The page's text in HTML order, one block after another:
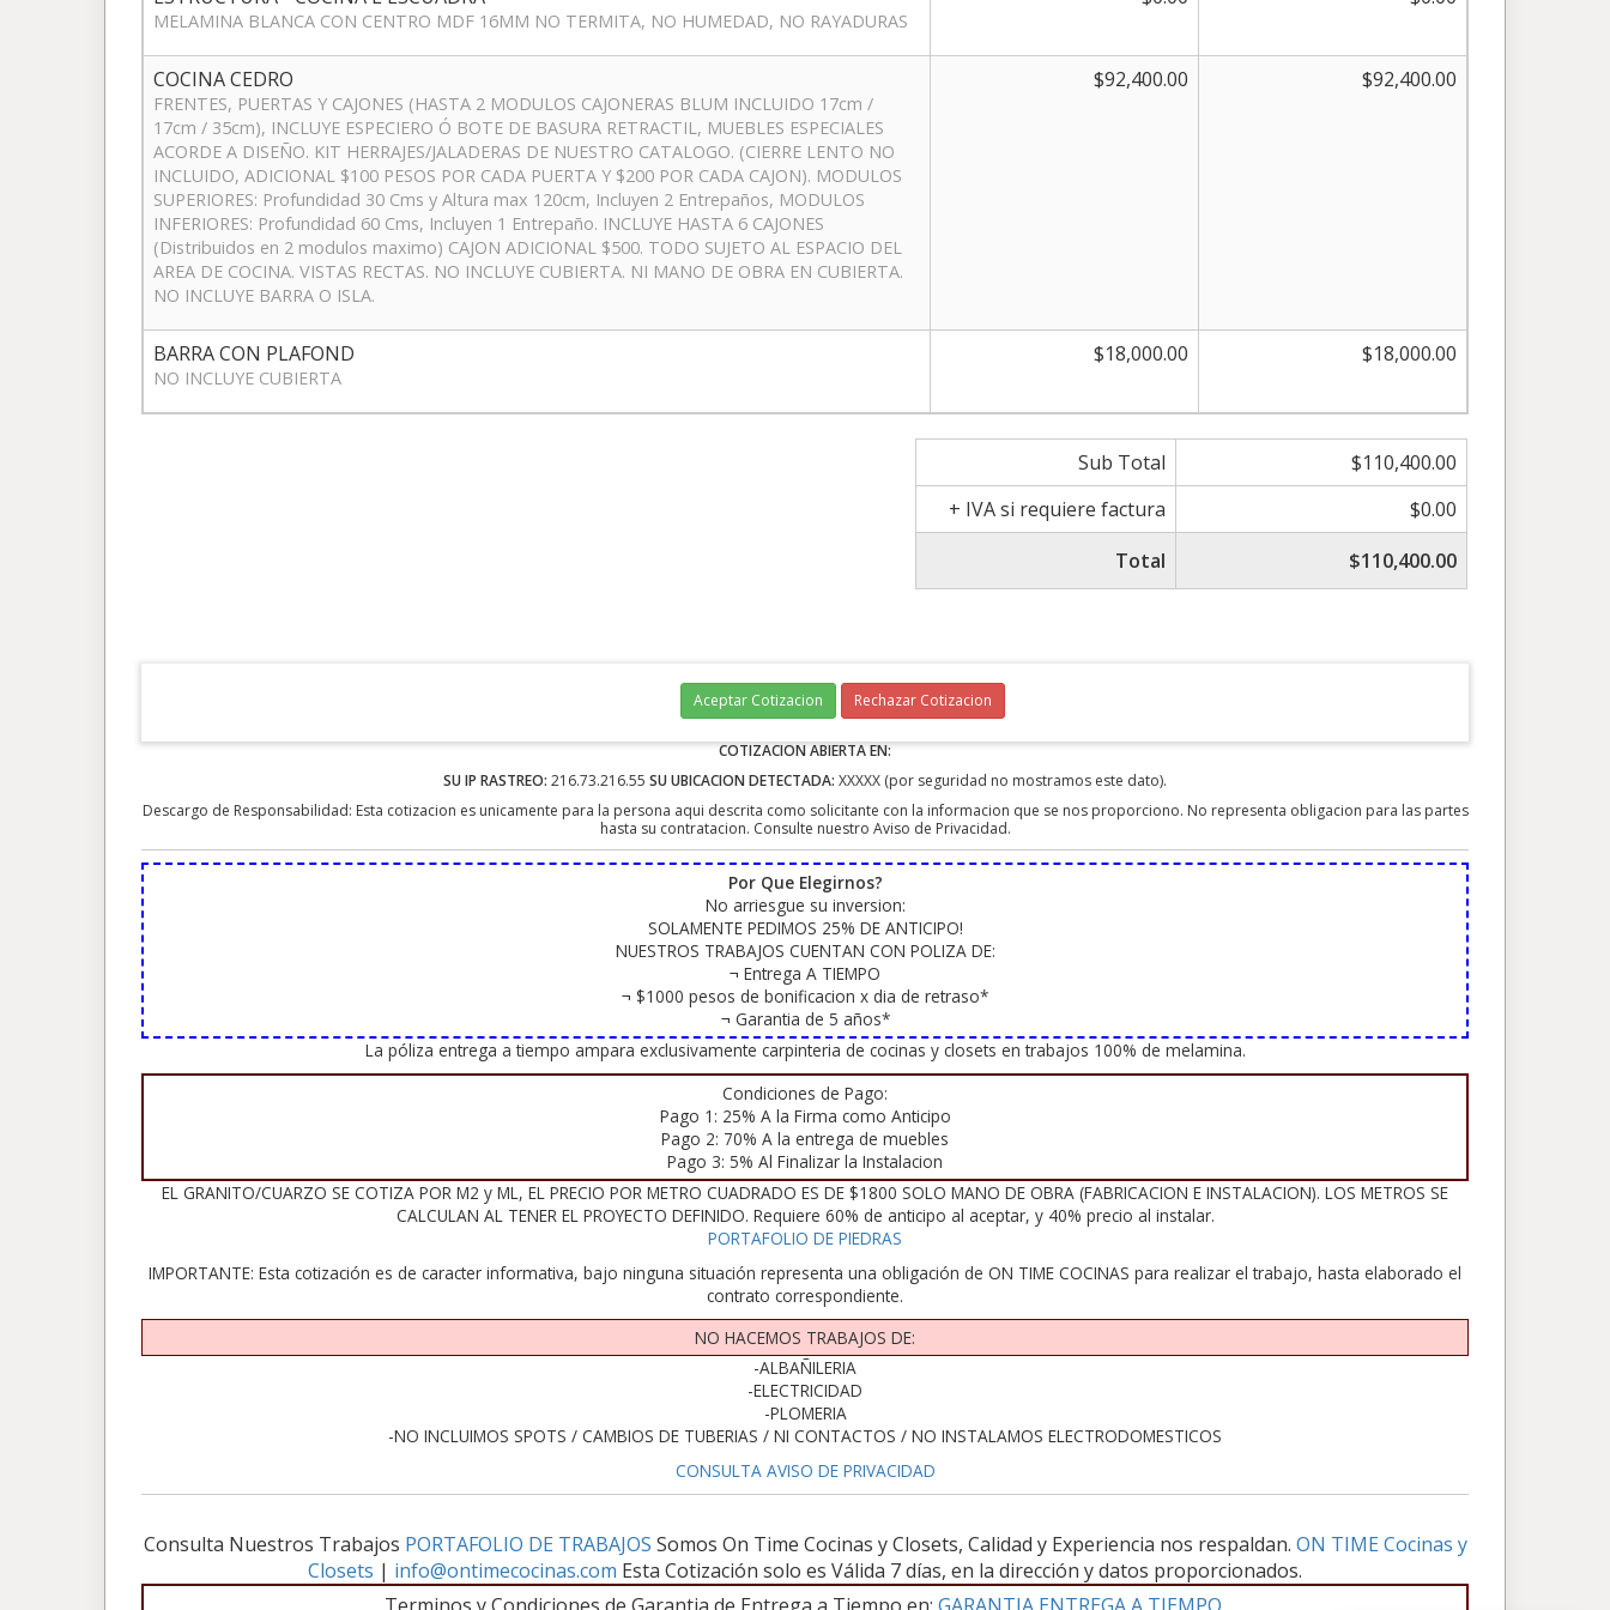
MELAMINA BLANCA CON CENTRO MDF 16MM NO TERMITA, NO HUMEDAD, NO RAYADURAS
COCINA CEDRO
FRENTES, PUERTAS Y CAJONES (HASTA 2 MODULOS CAJONERAS BLUM INCLUIDO 17cm /
17cm / 35cm), INCLUYE ESPECIERO Ó BOTE DE BASURA RETRACTIL, MUEBLES ESPECIALES
ACORDE A DISEÑO. KIT HERRAJES/JALADERAS DE NUESTRO CATALOGO. (CIERRE LENTO NO
INCLUIDO, ADICIONAL $100 PESOS POR CADA PUERTA Y $200 POR CADA CAJON). MODULOS
SUPERIORES: Profundidad 30 Cms y Altura max 120cm, Incluyen 2 Entrepaños, MODULOS
INFERIORES: Profundidad 60 Cms, Incluyen 1 Entrepaño. INCLUYE HASTA 6 CAJONES
(Distribuidos en 2 modulos maximo) CAJON ADICIONAL $500. TODO SUJETO AL ESPACIO DEL
AREA DE COCINA. VISTAS RECTAS. NO INCLUYE CUBIERTA. NI MANO DE OBRA EN CUBIERTA.
NO INCLUYE BARRA O ISLA.
$92,400.00 $92,400.00
BARRA CON PLAFOND
NO INCLUYE CUBIERTA
$18,000.00 $18,000.00
Sub Total
$110,400.00
+ IVA si requiere factura
$0.00
Total
$110,400.00
Aceptar Cotizacion Rechazar Cotizacion
COTIZACION ABIERTA EN:
SU IP RASTREO: 216.73.216.55 SU UBICACION DETECTADA: XXXXX (por seguridad no mostramos este dato).
Descargo de Responsabilidad: Esta cotizacion es unicamente para la persona aqui descrita como solicitante con la informacion que se nos proporciono. No representa obligacion para las partes
hasta su contratacion. Consulte nuestro Aviso de Privacidad.
Por Que Elegirnos?
No arriesgue su inversion:
SOLAMENTE PEDIMOS 25% DE ANTICIPO!
NUESTROS TRABAJOS CUENTAN CON POLIZA DE:
¬ Entrega A TIEMPO
¬ $1000 pesos de bonificacion x dia de retraso*
¬ Garantia de 5 años*
La póliza entrega a tiempo ampara exclusivamente carpinteria de cocinas y closets en trabajos 100% de melamina.
Condiciones de Pago:
Pago 1: 25% A la Firma como Anticipo
Pago 2: 70% A la entrega de muebles
Pago 3: 5% Al Finalizar la Instalacion
EL GRANITO/CUARZO SE COTIZA POR M2 y ML, EL PRECIO POR METRO CUADRADO ES DE $1800 SOLO MANO DE OBRA (FABRICACION E INSTALACION). LOS METROS SE
CALCULAN AL TENER EL PROYECTO DEFINIDO. Requiere 60% de anticipo al aceptar, y 40% precio al instalar.
PORTAFOLIO DE PIEDRAS
IMPORTANTE: Esta cotización es de caracter informativa, bajo ninguna situación representa una obligación de ON TIME COCINAS para realizar el trabajo, hasta elaborado el
contrato correspondiente.
NO HACEMOS TRABAJOS DE:
-ALBAÑILERIA
-ELECTRICIDAD
-PLOMERIA
-NO INCLUIMOS SPOTS / CAMBIOS DE TUBERIAS / NI CONTACTOS / NO INSTALAMOS ELECTRODOMESTICOS
CONSULTA AVISO DE PRIVACIDAD
Consulta Nuestros Trabajos PORTAFOLIO DE TRABAJOS Somos On Time Cocinas y Closets, Calidad y Experiencia nos respaldan. ON TIME Cocinas y
Closets | info@ontimecocinas.com Esta Cotización solo es Válida 7 días, en la dirección y datos proporcionados.